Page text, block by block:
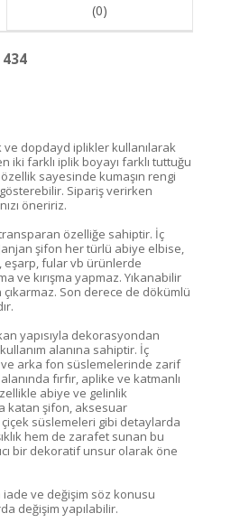
(0)
dopdayd iplikler kullanılarak
iki farklı iplik boyayı farklı tuttuğu
sayesinde kumaşın rengi
gösterebilir. Sipariş verirken
öneririz.
özelliğe sahiptir. İç
şifon her türlü abiye elbise,
eşarp, fular vb ürünlerde
ve kırışma yapmaz. Yıkanabilir
Son derece de dökümlü
yapısıyla dekorasyondan
alanına sahiptir. İç
arka fon süslemelerinde zarif
fırfır, aplike ve katmanlı
abiye ve gelinlik
katan şifon, aksesuar
süslemeleri gibi detaylarda
hem de zarafet sunan bu
bir dekoratif unsur olarak öne
ve değişim söz konusu
değişim yapılabilir.